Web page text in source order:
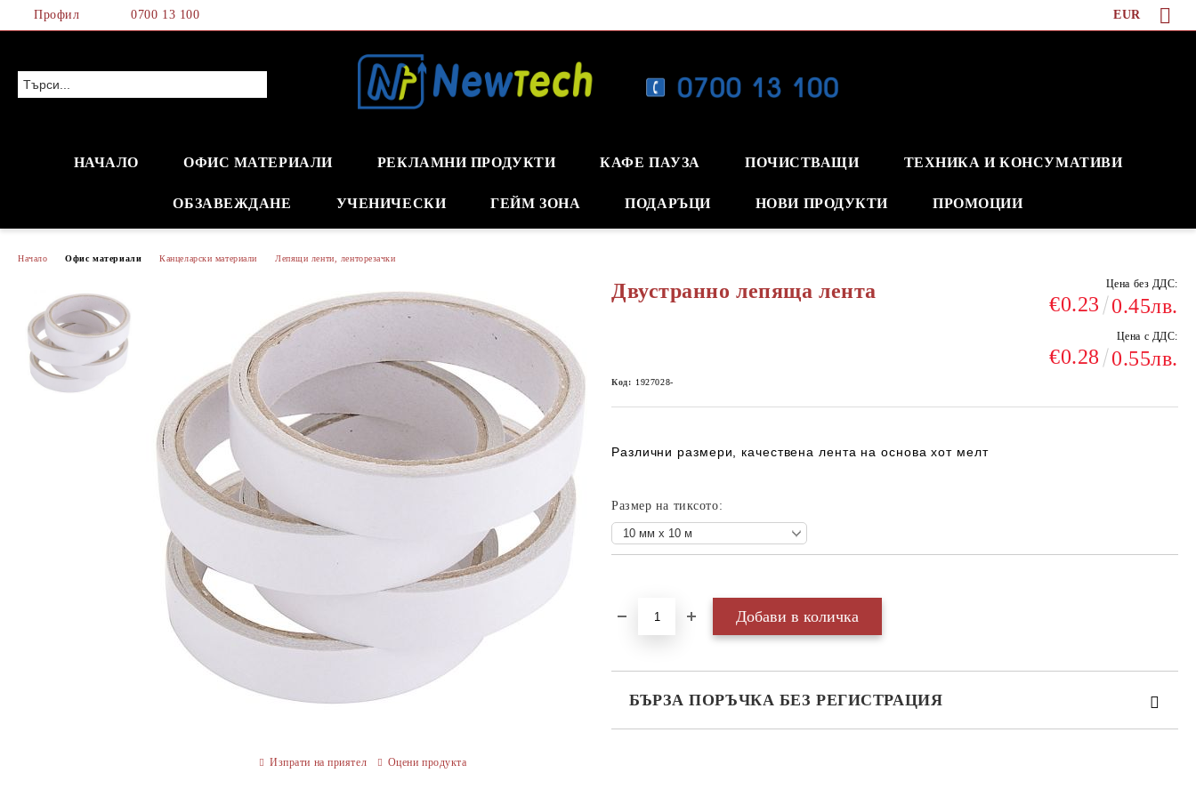
Профил 0700 13 100 EUR
НАЧАЛО ОФИС МАТЕРИАЛИ РЕКЛАМНИ ПРОДУКТИ КАФЕ ПАУЗА ПОЧИСТВАЩИ ТЕХНИКА И КОНСУМАТИВИ
ОБЗАВЕЖДАНЕ УЧЕНИЧЕСКИ ГЕЙМ ЗОНА ПОДАРЪЦИ НОВИ ПРОДУКТИ ПРОМОЦИИ
Начало Офис материали Канцеларски материали Лепящи ленти, ленторезачки
Двустранно лепяща лента Цена без ДДС:
€0.23 0.45лв.
Цена с ДДС:
€0.28 0.55лв.
Код: 1927028-
Различни размери, качествена лента на основа хот мелт
Размер на тиксото:
БЪРЗА ПОРЪЧКА БЕЗ РЕГИСТРАЦИЯ
Изпрати на приятел Оцени продукта